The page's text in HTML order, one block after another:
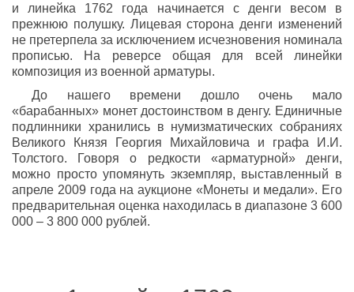
и линейка 1762 года начинается с денги весом в
прежнюю полушку. Лицевая сторона денги изменений
не претерпела за исключением исчезновения номинала
прописью. На реверсе общая для всей линейки
композиция из военной арматуры.
До нашего времени дошло очень мало
«барабанных» монет достоинством в денгу. Единичные
подлинники хранились в нумизматических собраниях
Великого Князя Георгия Михайловича и графа И.И.
Толстого. Говоря о редкости «арматурной» денги,
можно просто упомянуть экземпляр, выставленный в
апреле 2009 года на аукционе «Монеты и медали». Его
предварительная оценка находилась в диапазоне 3 600
000 – 3 800 000 рублей.